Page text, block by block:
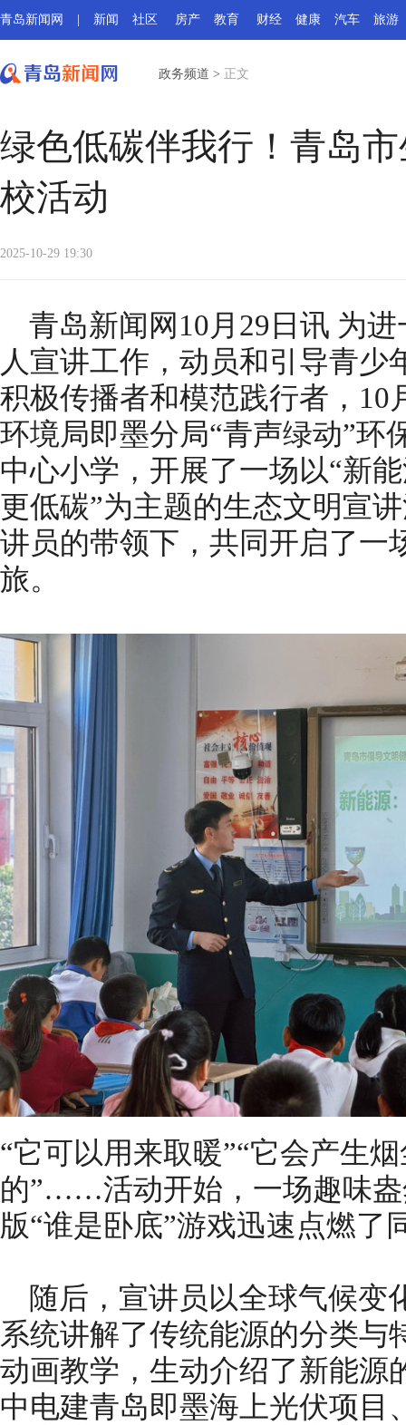
青岛新闻网 新闻 社区 房产 教育 财经 健康 汽车 旅游
政务频道 > 正文
绿色低碳伴我行！青岛
校活动
2025-10-29 19:30
青岛新闻网10月29日讯 为
人宣讲工作，动员和引导青少
积极传播者和模范践行者，10
环境局即墨分局“青声绿动”环
中心小学，开展了一场以“新
更低碳”为主题的生态文明宣
讲员的带领下，共同开启了一
旅。
“它可以用来取暖”“它会产生
的”……活动开始，一场趣味盎
版“谁是卧底”游戏迅速点燃了
随后，宣讲员以全球气候变
系统讲解了传统能源的分类与
动画教学，生动介绍了新能源
中电建青岛即墨海上光伏项目